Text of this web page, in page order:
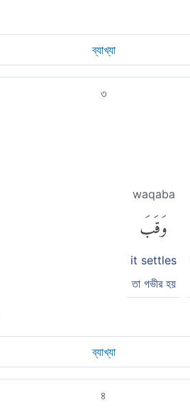
ব্যাখ্যা
৩
waqaba
وَقَبَ
it settles
তা গভীর হয়
ব্যাখ্যা
৪